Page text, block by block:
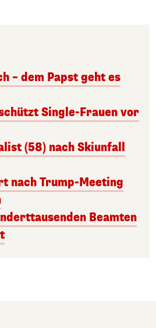
– dem Papst geht es
Single-Frauen vor
(58) nach Skiunfall
nach Trump-Meeting
Beamten